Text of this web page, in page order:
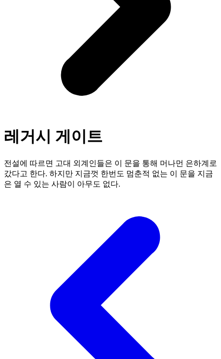
레거시 게이트
전설에 따르면 고대 외계인들은 이 문을 통해 머나먼 은하계로
갔다고 한다. 하지만 지금껏 한번도 멈춘적 없는 이 문을 지금
은 열 수 있는 사람이 아무도 없다.